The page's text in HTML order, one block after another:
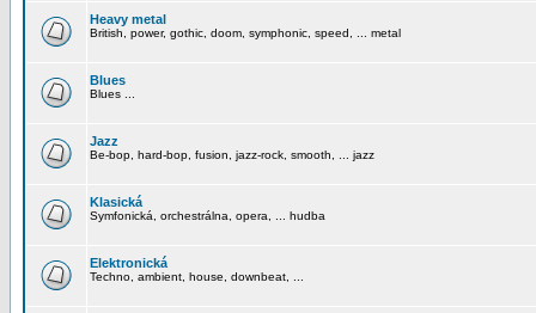
Heavy metal
British, power, gothic, doom, symphonic, speed, ... metal
Blues
Blues ...
Jazz
Be-bop, hard-bop, fusion, jazz-rock, smooth, ... jazz
Klasická
Symfonická, orchestrálna, opera, ... hudba
Elektronická
Techno, ambient, house, downbeat, ...